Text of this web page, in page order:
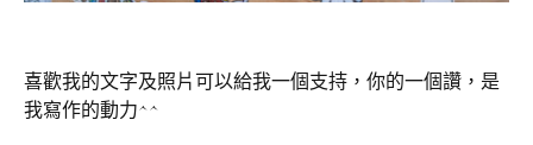
喜歡我的文字及照片可以給我一個支持，你的一個讚，是
我寫作的動力^^